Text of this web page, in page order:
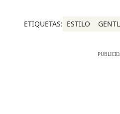
ETIQUETAS: ESTILO